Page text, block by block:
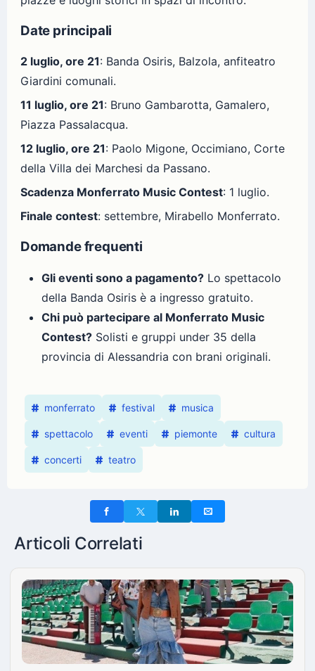
Date principali
2 luglio, ore 21: Banda Osiris, Balzola, anfiteatro
Giardini comunali.
11 luglio, ore 21: Bruno Gambarotta, Gamalero,
Piazza Passalacqua.
12 luglio, ore 21: Paolo Migone, Occimiano, Corte
della Villa dei Marchesi da Passano.
Scadenza Monferrato Music Contest: 1 luglio.
Finale contest: settembre, Mirabello Monferrato.
Domande frequenti
Gli eventi sono a pagamento? Lo spettacolo
della Banda Osiris è a ingresso gratuito.
Chi può partecipare al Monferrato Music
Contest? Solisti e gruppi under 35 della
provincia di Alessandria con brani originali.
monferrato festival musica
spettacolo eventi piemonte cultura
concerti teatro
Articoli Correlati